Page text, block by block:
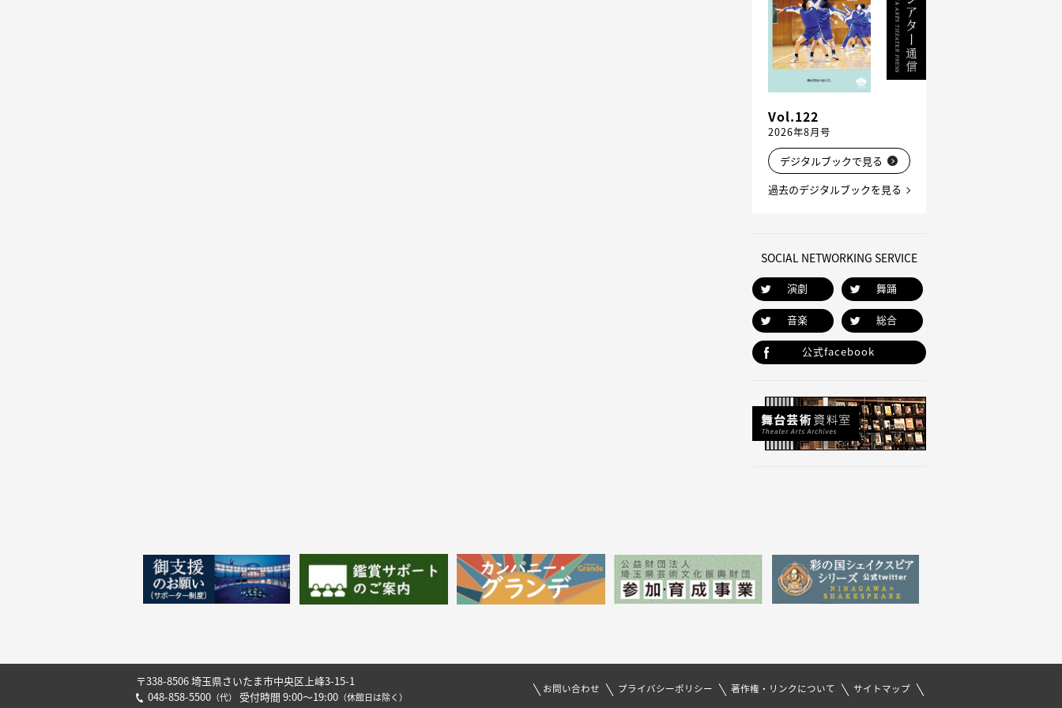
Vol.122
2026年8月号
デジタルブックで見る
過去のデジタルブックを見る
SOCIAL NETWORKING SERVICE
演劇 舞踊
音楽 総合
公式facebook
〒338-8506 埼玉県さいたま市中央区上峰3-15-1
048-858-5500 （代） 受付時間 9:00～19:00 （休館日は除く）
お問い合わせ プライバシーポリシー 著作権・リンクについて サイトマップ